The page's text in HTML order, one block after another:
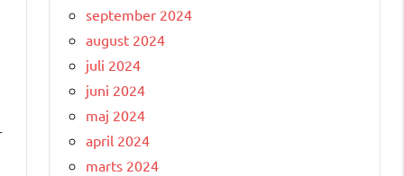
september 2024
august 2024
juli 2024
juni 2024
maj 2024
april 2024
marts 2024